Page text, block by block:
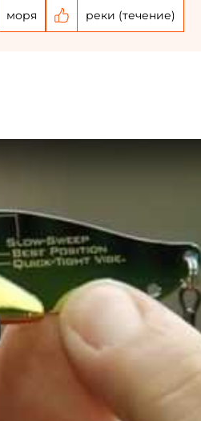
моря реки (течение)
пароль: *
пароль: *
форму вы соглашаетесь на
персональных данных
Создать аккаунт
У меня уже есть аккаунт